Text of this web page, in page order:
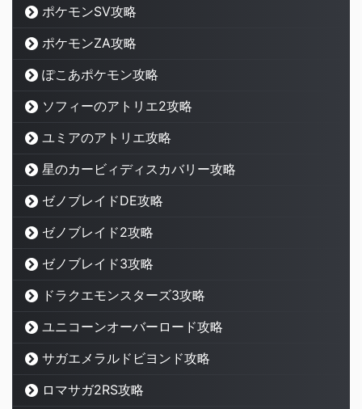
ポケモンSV攻略
ポケモンZA攻略
ぽこあポケモン攻略
ソフィーのアトリエ2攻略
ユミアのアトリエ攻略
星のカービィディスカバリー攻略
ゼノブレイドDE攻略
ゼノブレイド2攻略
ゼノブレイド3攻略
ドラクエモンスターズ3攻略
ユニコーンオーバーロード攻略
サガエメラルドビヨンド攻略
ロマサガ2RS攻略